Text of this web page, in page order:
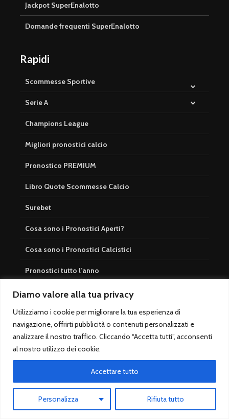
Diamo valore alla tua privacy
Utilizziamo i cookie per migliorare la tua esperienza di
navigazione, offrirti pubblicità o contenuti personalizzati e
analizzare il nostro traffico. Cliccando “Accetta tutti”, acconsenti
al nostro utilizzo dei cookie.
Personalizza Rifiuta tutto
Accettare tutto
Jackpot SuperEnalotto
Domande frequenti SuperEnalotto
Rapidi
Scommesse Sportive
Serie A
Champions League
Migliori pronostici calcio
Pronostico PREMIUM
Libro Quote Scommesse Calcio
Surebet
Cosa sono i Pronostici Aperti?
Cosa sono i Pronostici Calcistici
Pronostici tutto l’anno
Login
Registrati
Accedi
Iscrivi alla Newsletter